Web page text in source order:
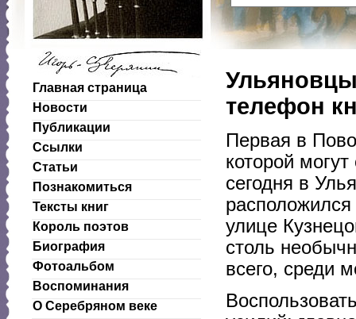
Главная страница
Новости
Публикации
Ссылки
Статьи
Познакомиться
Тексты книг
Король поэтов
Биография
Фотоальбом
Воспоминания
О Серебряном веке
Ульяновцы
телефон
Первая в
которой
сегодня в
расположился
улице
столь
всего, среди